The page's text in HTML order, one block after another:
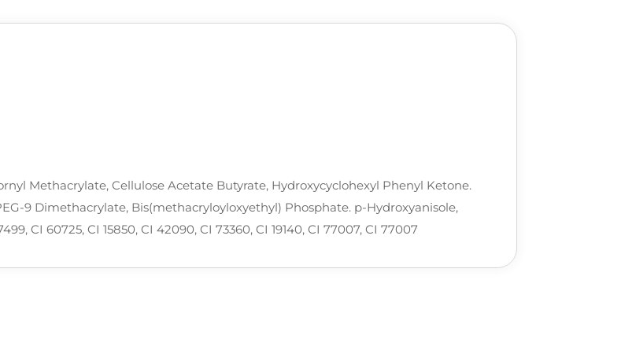
Methacrylate, Cellulose Acetate Butyrate, Hydroxycyclohexyl Phenyl Ketone.
9 Dimethacrylate, Bis(methacryloyloxyethyl) Phosphate. p-Hydroxyanisole,
CI 60725, CI 15850, CI 42090, CI 73360, CI 19140, CI 77007, CI 77007